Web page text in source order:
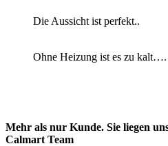
Die Aussicht ist perfekt..
Ohne Heizung ist es zu kalt….
Mehr als nur Kunde. Sie liegen
Calmart Team